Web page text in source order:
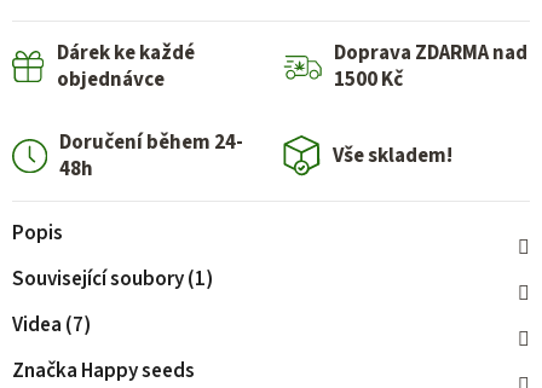
Dárek ke každé
objednávce
Doprava ZDARMA nad
1500 Kč
Doručení během 24-
48h
Vše skladem!
Popis
Související soubory (1)
Videa (7)
Značka Happy seeds